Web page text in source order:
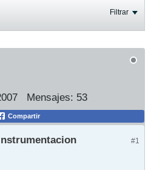
Filtrar
Mensajes: 53
Compartir
#1